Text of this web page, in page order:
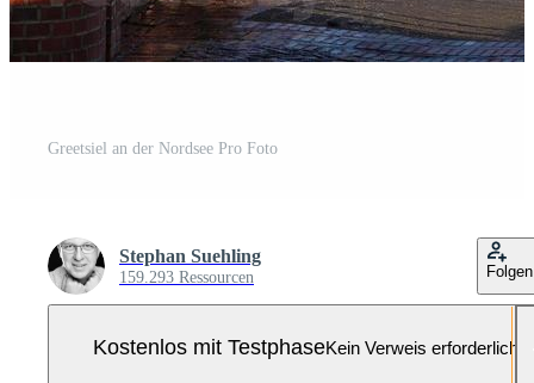
Greetsiel an der Nordsee Pro Foto
Stephan Suehling
159.293 Ressourcen Folgen
Kostenlos mit TestphaseKein Verweis erforderlich